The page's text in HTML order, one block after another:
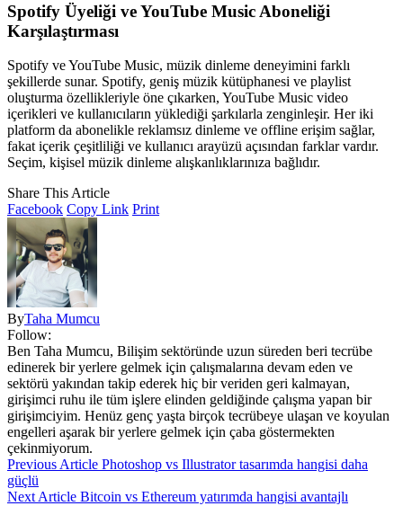
Spotify Üyeliği ve YouTube Music Aboneliği
Karşılaştırması
Spotify ve YouTube Music, müzik dinleme deneyimini farklı
şekillerde sunar. Spotify, geniş müzik kütüphanesi ve playlist
oluşturma özellikleriyle öne çıkarken, YouTube Music video
içerikleri ve kullanıcıların yüklediği şarkılarla zenginleşir. Her iki
platform da abonelikle reklamsız dinleme ve offline erişim sağlar,
fakat içerik çeşitliliği ve kullanıcı arayüzü açısından farklar vardır.
Seçim, kişisel müzik dinleme alışkanlıklarınıza bağlıdır.
Share This Article
Facebook Copy Link Print
ByTaha Mumcu
Follow:
Ben Taha Mumcu, Bilişim sektöründe uzun süreden beri tecrübe
edinerek bir yerlere gelmek için çalışmalarına devam eden ve
sektörü yakından takip ederek hiç bir veriden geri kalmayan,
girişimci ruhu ile tüm işlere elinden geldiğinde çalışma yapan bir
girişimciyim. Henüz genç yaşta birçok tecrübeye ulaşan ve koyulan
engelleri aşarak bir yerlere gelmek için çaba göstermekten
çekinmiyorum.
Previous Article Photoshop vs Illustrator tasarımda hangisi daha
güçlü
Next Article Bitcoin vs Ethereum yatırımda hangisi avantajlı